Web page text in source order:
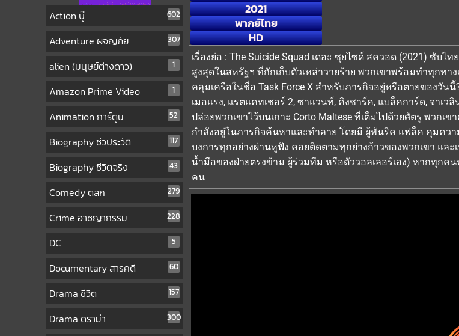
Action บู๊ 602
Adventure ผจญภัย 307
alien (มนุษย์ต่างดาว) 1
Amazon Prime Video 1
Animation การ์ตูน 52
Biography ชีวประวัติ 117
Biography ชีวิตจริง 43
Comedy ตลก 279
Crime อาชญากรรม 228
DC 5
Documentary สารคดี 60
Drama ชีวิต 157
Drama ดราม่า 300
2021
พากย์ไทย
HD
เรื่องย่อ : The Suicide Squad เดอะ ซุยไซด์ สควอด (2021) ซั
สูงสุดในสหรัฐฯ ที่กักเก็บตัวเหล่าวายร้าย พวกเขาพร้อมทำทุกท
คลุมเครือในชื่อ Task Force X สำหรับภารกิจอยู่หรือตายของวัน
เมอแรง, แรตแคทเชอร์ 2, ซาแวนท์, คิงชาร์ค, แบล็คการ์ด, จา
ปล่อยพวกเขาไว้บนเกาะ Corto Maltese ที่เต็มไปด้วยศัตรู พวก
กำลังอยู่ในภารกิจค้นหาและทำลาย โดยมี ผู้พันริค แฟล็ค คุมคว
บงการทุกอย่างผ่านหูฟัง คอยติดตามทุกย่างก้าวของพวกเขา และ
น้ำมือของฝ่ายตรงข้าม ผู้ร่วมทีม หรือตัววอลเลอร์เอง) หากทุกค
คน